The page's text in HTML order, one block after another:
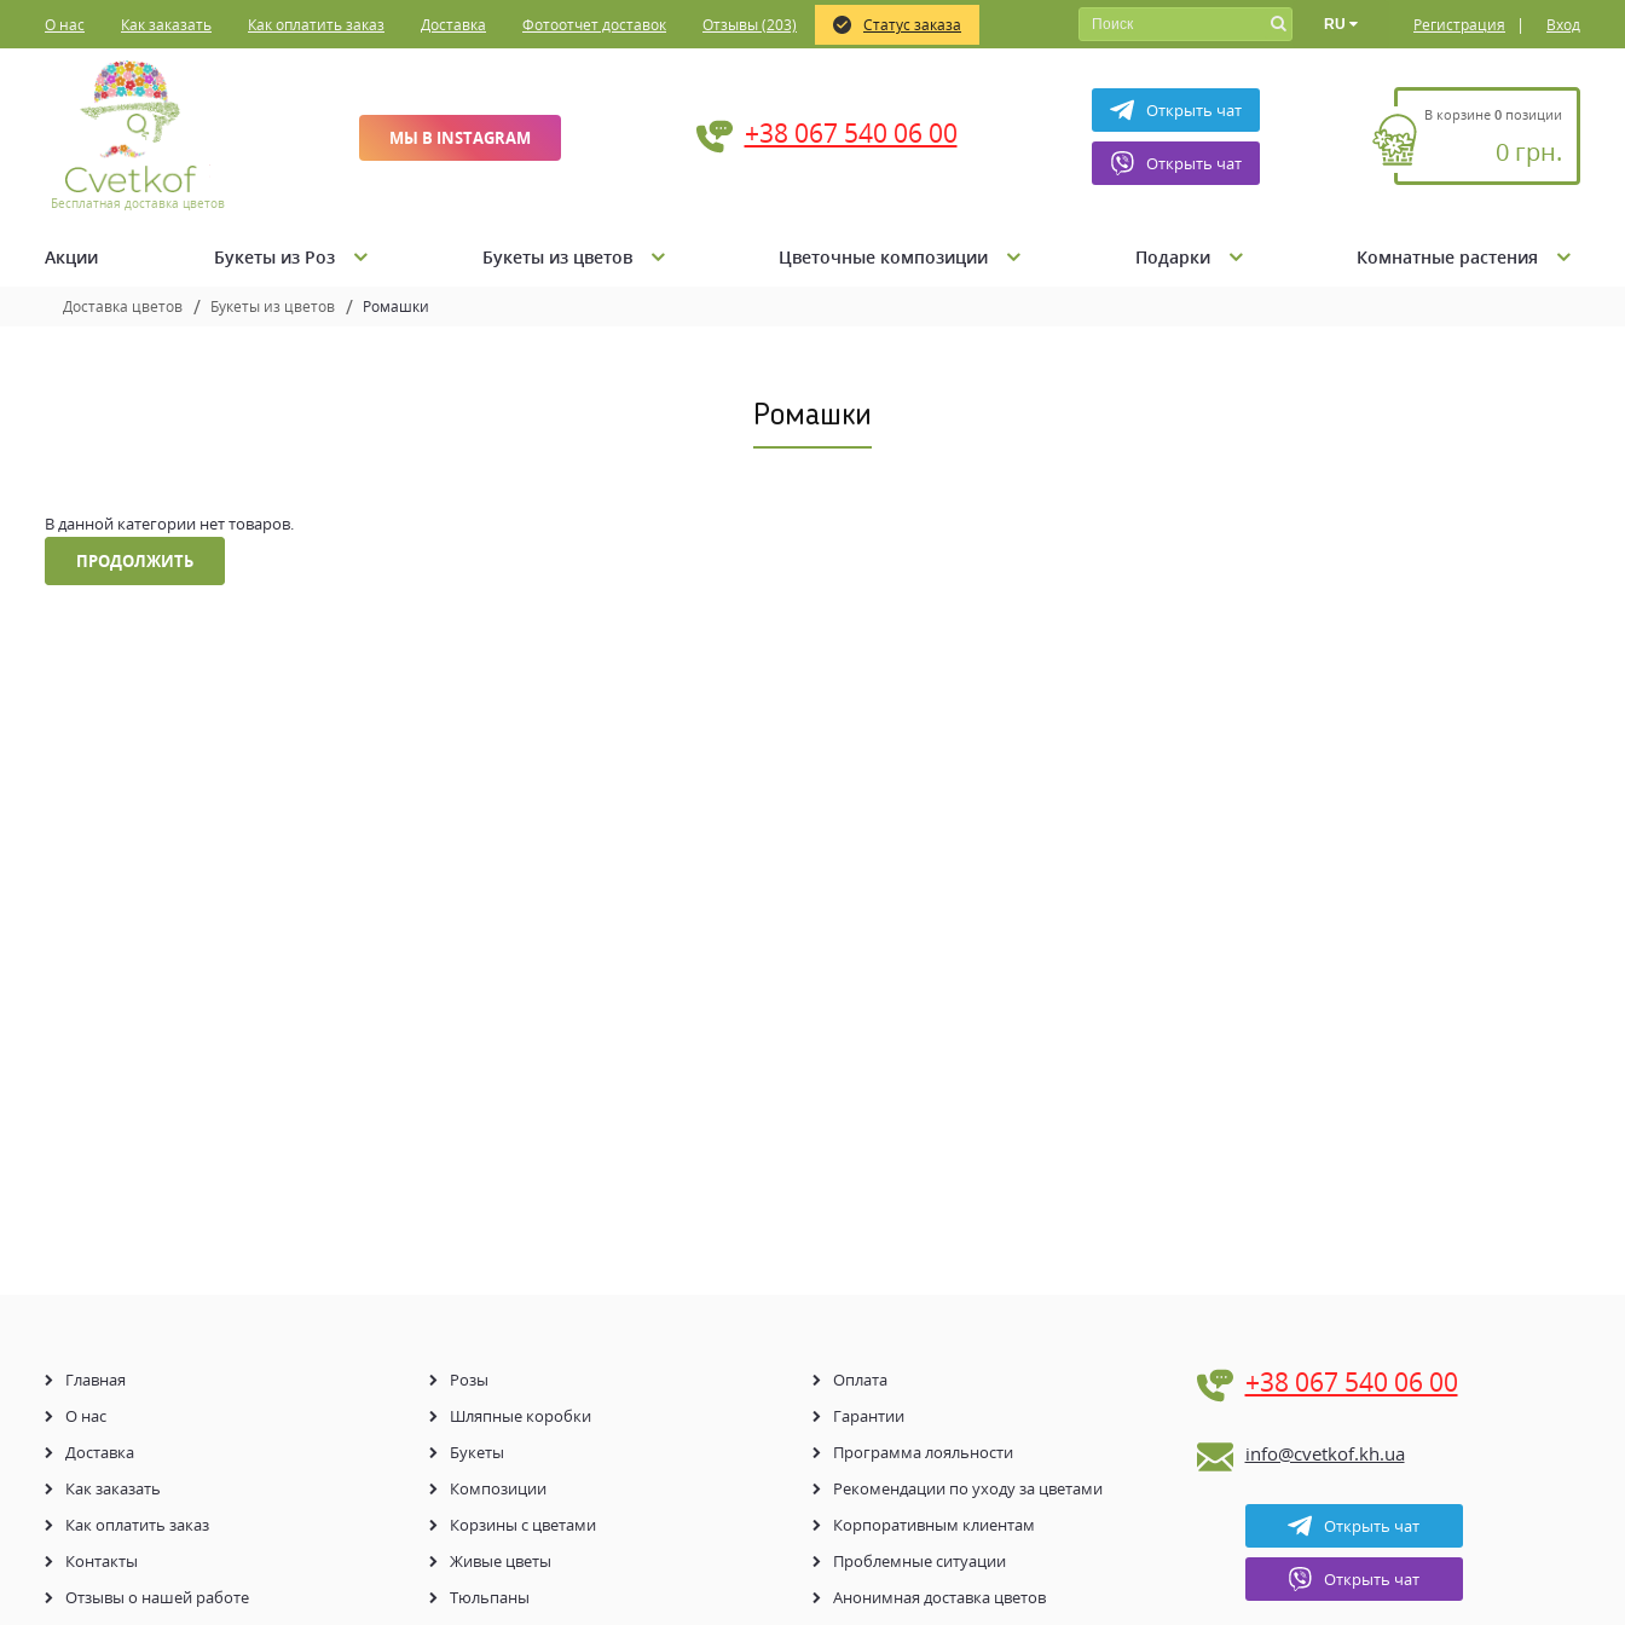
О нас Как заказать Как оплатить заказ Доставка Фотоотчет доставок Отзывы (203) Статус заказа RU Регистрация | Вход
Бесплатная доставка цветов
МЫ В INSTAGRAM +38 067 540 06 00
Открыть чат
Открыть чат
В корзине 0 позиции
0 грн.
Акции Букеты из Роз Букеты из цветов Цветочные композиции Подарки Комнатные растения
Доставка цветов Букеты из цветов Ромашки
Ромашки
В данной категории нет товаров.
ПРОДОЛЖИТЬ
Главная
О нас
Доставка
Как заказать
Как оплатить заказ
Контакты
Отзывы о нашей работе
Розы
Шляпные коробки
Букеты
Композиции
Корзины с цветами
Живые цветы
Тюльпаны
Оплата
Гарантии
Программа лояльности
Рекомендации по уходу за цветами
Корпоративным клиентам
Проблемные ситуации
Анонимная доставка цветов
+38 067 540 06 00
info@cvetkof.kh.ua
Открыть чат
Открыть чат